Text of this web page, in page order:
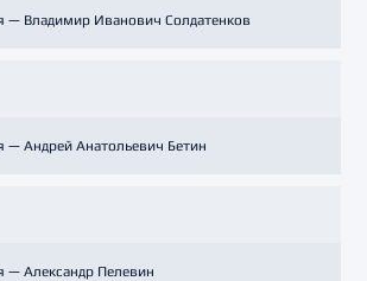
— Владимир Иванович Солдатенков
— Андрей Анатольевич Бетин
— Александр Пелевин